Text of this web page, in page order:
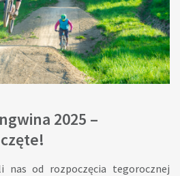
Hey Jude i wiele innych! Data: 2
Słotwiny Arena, Krynica-Zdrój
zadzieraj nosa…” – po prostu
się razem z nami!” Bilety już
e/koncert-pod-wieza-
2025 –
nas od rozpoczęcia tegorocznej